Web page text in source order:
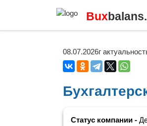
Bux
08.07.2026г
Статус компании -